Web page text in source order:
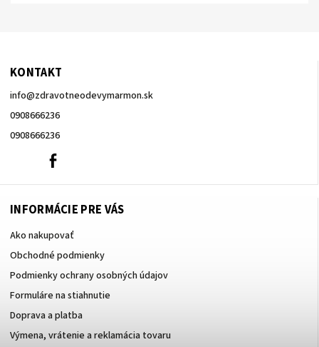
KONTAKT
info@zdravotneodevymarmon.sk
0908666236
0908666236
0908666236
INFORMÁCIE PRE VÁS
Ako nakupovať
Obchodné podmienky
Podmienky ochrany osobných údajov
Formuláre na stiahnutie
Doprava a platba
Výmena, vrátenie a reklamácia tovaru